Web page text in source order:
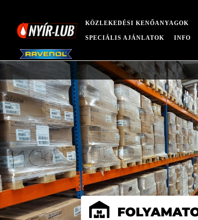
KÖZLEKEDÉSI KENŐANYAGOK
SPECIÁLIS AJÁNLATOK INFO